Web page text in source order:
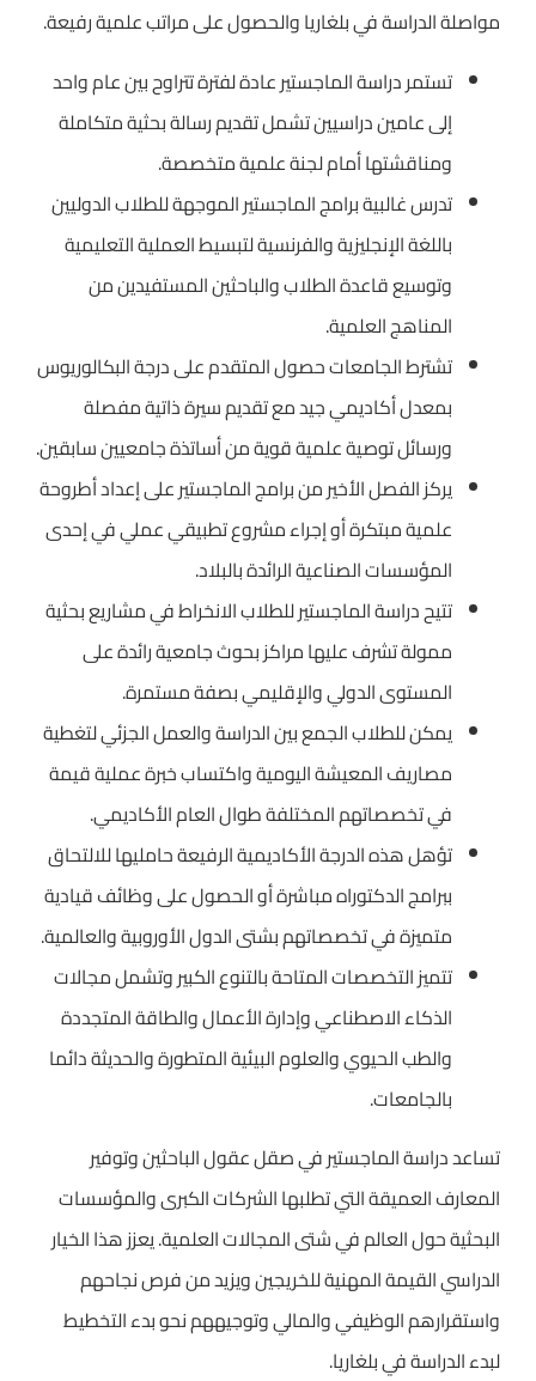
مواصلة الدراسة في بلغاريا والحصول على مراتب علمية رفيعة.
تستمر دراسة الماجستير عادة لفترة تتراوح بين عام واحد
إلى عامين دراسيين تشمل تقديم رسالة بحثية متكاملة
ومناقشتها أمام لجنة علمية متخصصة.
تدرس غالبية برامج الماجستير الموجهة للطلاب الدوليين
باللغة الإنجليزية والفرنسية لتبسيط العملية التعليمية
وتوسيع قاعدة الطلاب والباحثين المستفيدين من
المناهج العلمية.
تشترط الجامعات حصول المتقدم على درجة البكالوريوس
بمعدل أكاديمي جيد مع تقديم سيرة ذاتية مفصلة
ورسائل توصية علمية قوية من أساتذة جامعيين سابقين.
يركز الفصل الأخير من برامج الماجستير على إعداد أطروحة
علمية مبتكرة أو إجراء مشروع تطبيقي عملي في إحدى
المؤسسات الصناعية الرائدة بالبلاد.
تتيح دراسة الماجستير للطلاب الانخراط في مشاريع بحثية
ممولة تشرف عليها مراكز بحوث جامعية رائدة على
المستوى الدولي والإقليمي بصفة مستمرة.
يمكن للطلاب الجمع بين الدراسة والعمل الجزئي لتغطية
مصاريف المعيشة اليومية واكتساب خبرة عملية قيمة
في تخصصاتهم المختلفة طوال العام الأكاديمي.
تؤهل هذه الدرجة الأكاديمية الرفيعة حامليها للالتحاق
ببرامج الدكتوراه مباشرة أو الحصول على وظائف قيادية
متميزة في تخصصاتهم بشتى الدول الأوروبية والعالمية.
تتميز التخصصات المتاحة بالتنوع الكبير وتشمل مجالات
الذكاء الاصطناعي وإدارة الأعمال والطاقة المتجددة
والطب الحيوي والعلوم البيئية المتطورة والحديثة دائما
بالجامعات.
تساعد دراسة الماجستير في صقل عقول الباحثين وتوفير
المعارف العميقة التي تطلبها الشركات الكبرى والمؤسسات
البحثية حول العالم في شتى المجالات العلمية. يعزز هذا الخيار
الدراسي القيمة المهنية للخريجين ويزيد من فرص نجاحهم
واستقرارهم الوظيفي والمالي وتوجيههم نحو بدء التخطيط
لبدء الدراسة في بلغاريا.